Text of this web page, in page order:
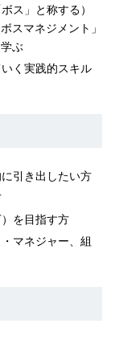
ボス」と称する）
スマネジメント」
ぶ
く実践的スキル
引き出したい方
を目指す方
マネジャー、組